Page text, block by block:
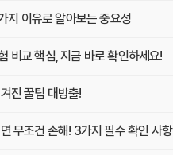
지 이유로 알아보는 중요성
비교 핵심, 지금 바로 확인하세요!
진 꿀팁 대방출!
무조건 손해! 3가지 필수 확인 사항